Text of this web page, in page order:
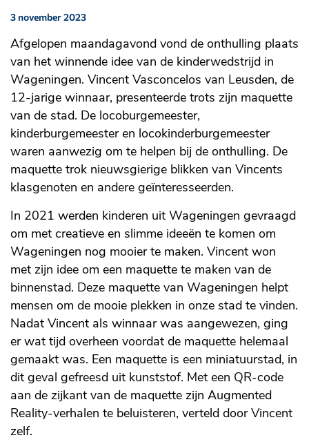
Gepubliceerd
op:
3 november 2023
Afgelopen maandagavond vond de onthulling plaats
van het winnende idee van de kinderwedstrijd in
Wageningen. Vincent Vasconcelos van Leusden, de
12-jarige winnaar, presenteerde trots zijn maquette
van de stad. De locoburgemeester,
kinderburgemeester en locokinderburgemeester
waren aanwezig om te helpen bij de onthulling. De
maquette trok nieuwsgierige blikken van Vincents
klasgenoten en andere geïnteresseerden.
In 2021 werden kinderen uit Wageningen gevraagd
om met creatieve en slimme ideeën te komen om
Wageningen nog mooier te maken. Vincent won
met zijn idee om een maquette te maken van de
binnenstad. Deze maquette van Wageningen helpt
mensen om de mooie plekken in onze stad te vinden.
Nadat Vincent als winnaar was aangewezen, ging
er wat tijd overheen voordat de maquette helemaal
gemaakt was. Een maquette is een miniatuurstad, in
dit geval gefreesd uit kunststof. Met een QR-code
aan de zijkant van de maquette zijn Augmented
Reality-verhalen te beluisteren, verteld door Vincent
zelf.